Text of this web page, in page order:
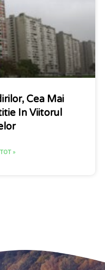
Cea Mai
In Viitorul
»